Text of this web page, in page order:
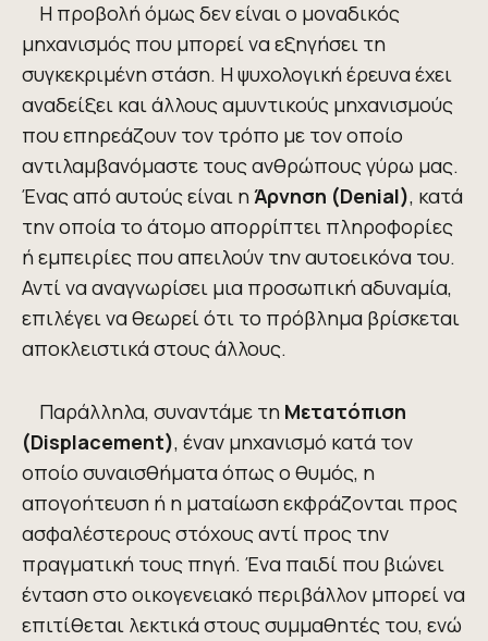
Η προβολή όμως δεν είναι ο μοναδικός
μηχανισμός που μπορεί να εξηγήσει τη
συγκεκριμένη στάση. Η ψυχολογική έρευνα έχει
αναδείξει και άλλους αμυντικούς μηχανισμούς
που επηρεάζουν τον τρόπο με τον οποίο
αντιλαμβανόμαστε τους ανθρώπους γύρω μας.
Ένας από αυτούς είναι ηΆρνηση (Denial), κατά
την οποία το άτομο απορρίπτει πληροφορίες
ή εμπειρίες που απειλούν την αυτοεικόνα του.
Αντί να αναγνωρίσει μια προσωπική αδυναμία,
επιλέγει να θεωρεί ότι το πρόβλημα βρίσκεται
αποκλειστικά στους άλλους.
Παράλληλα, συναντάμε τη Mετατόπιση
(Displacement), έναν μηχανισμό κατά τον
οποίο συναισθήματα όπως ο θυμός, η
απογοήτευση ή η ματαίωση εκφράζονται προς
ασφαλέστερους στόχους αντί προς την
πραγματική τους πηγή. Ένα παιδί που βιώνει
ένταση στο οικογενειακό περιβάλλον μπορεί να
επιτίθεται λεκτικά στους συμμαθητές του, ενώ